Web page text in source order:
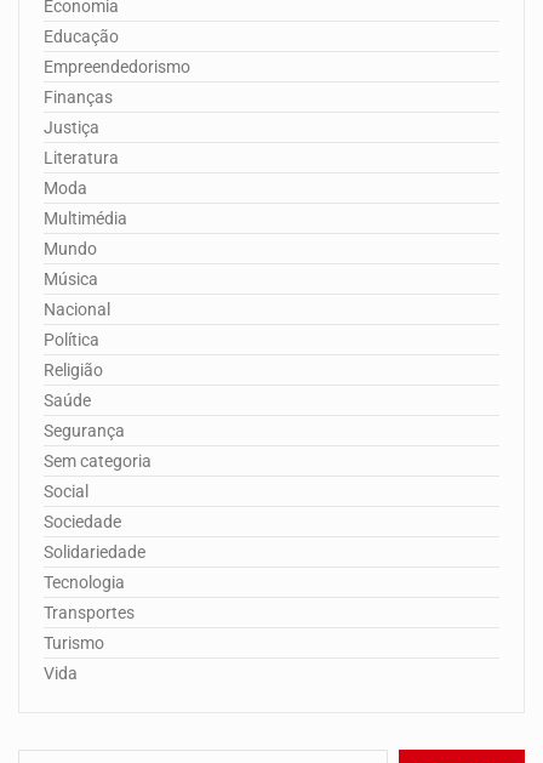
Economia
Educação
Empreendedorismo
Finanças
Justiça
Literatura
Moda
Multimédia
Mundo
Música
Nacional
Política
Religião
Saúde
Segurança
Sem categoria
Social
Sociedade
Solidariedade
Tecnologia
Transportes
Turismo
Vida